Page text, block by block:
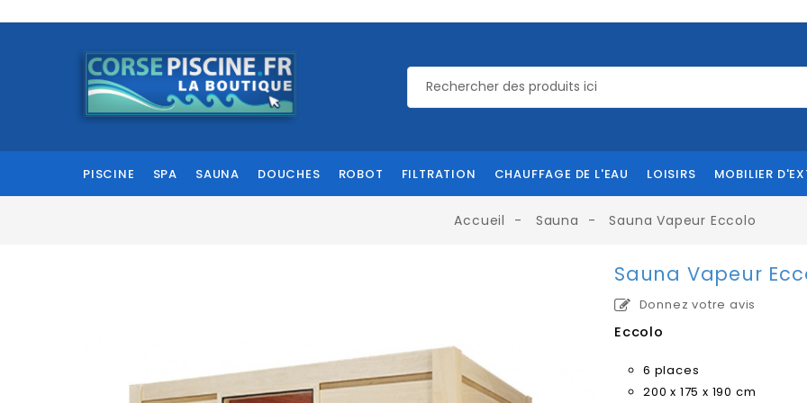
PISCINE SPA SAUNA DOUCHES ROBOT FILTRATION CHAUFFAGE DE L'EAU LOISIRS MOBILIER
Accueil Sauna Sauna Vapeur Eccolo
Sauna Vapeur
Donnez votre avis
Eccolo
6 places
200 x 175 x 190 cm